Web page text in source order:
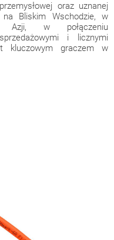
oraz uznanej
Bliskim Wschodzie, w
i Azji, w połączeniu
i licznymi
kluczowym graczem w